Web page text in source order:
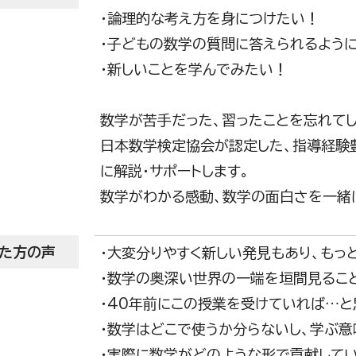
・論理的な考え方を身につけたい！
・子どもの数学の質問に答えられるよう
・新しいことを学んでみたい！
数学が苦手だった、習ったことを忘れて
日本数学検定協会が認定した、指導経験
に解説・サポートします。
数学がわかる感動、数学の面白さを一緒
方の声
・大変分りやすく新しい発見もあり、もっ
・数学の奥深い世界の一端を垣間見るこ
・40年前にこの授業を受けていれば…と
・数学はどこで使うか分らないし、学ぶ